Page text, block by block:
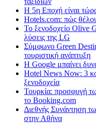
Η 5η Εποχή είναι
Hotels.com: πώς
To ξενοδοχείο Olive
λύσεις της LG
Σύμφωνο Green
τουριστική ανάπτυξη
H Google μπαίνει
Hotel News Now: 3
ξενοδοχεία
Τουρκία: προσφυγή
το Booking.com
Διεθνής Συνάντηση
στην Αθήνα